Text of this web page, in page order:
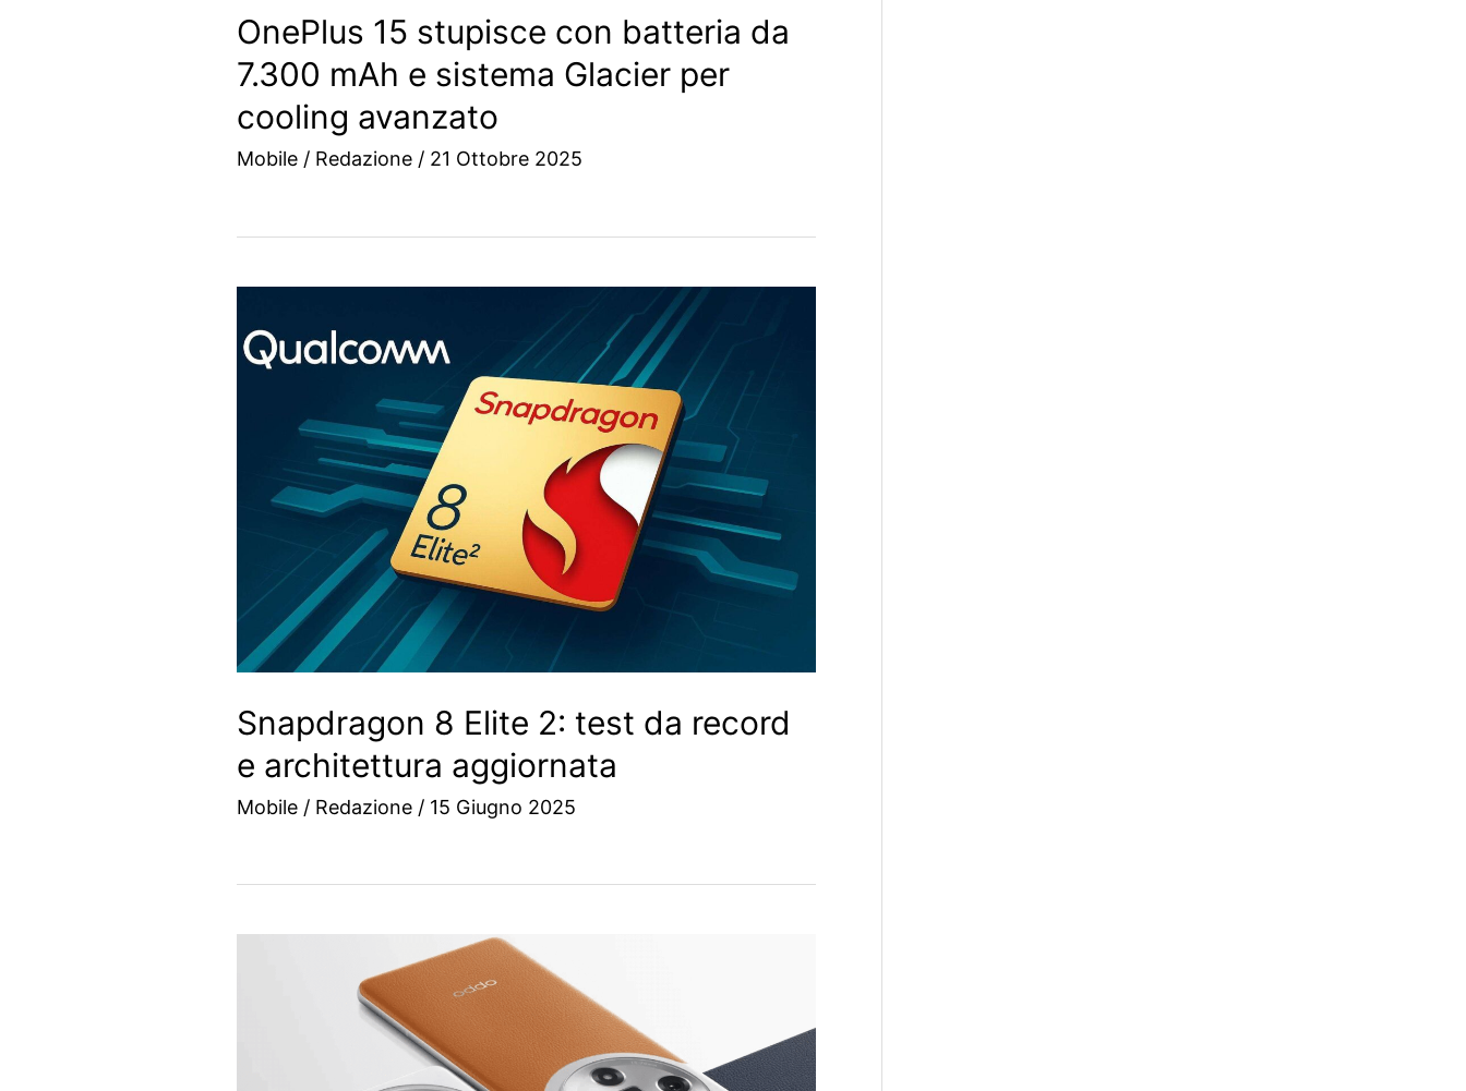
OnePlus 15 stupisce con batteria da
7.300 mAh e sistema Glacier per
cooling avanzato
Mobile / Redazione / 21 Ottobre 2025
Snapdragon 8 Elite 2: test da record
e architettura aggiornata
Mobile / Redazione / 15 Giugno 2025